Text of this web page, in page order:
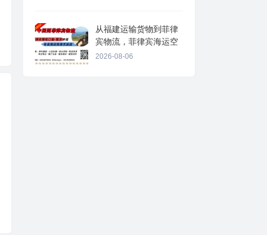
从福建运输货物到菲律
宾物流，菲律宾海运空
2026-08-06